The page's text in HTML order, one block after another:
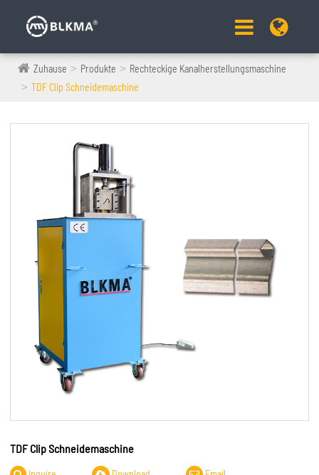
Zuhause Produkte
Rechteckige Kanalherstellungsmaschine
TDF Clip Schneidemaschine
TDF Clip Schneidemaschine